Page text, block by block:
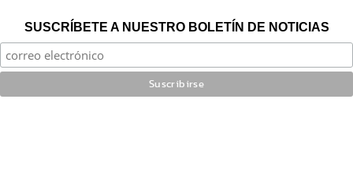
SUSCRÍBETE A NUESTRO BOLETÍN DE NOTICIAS